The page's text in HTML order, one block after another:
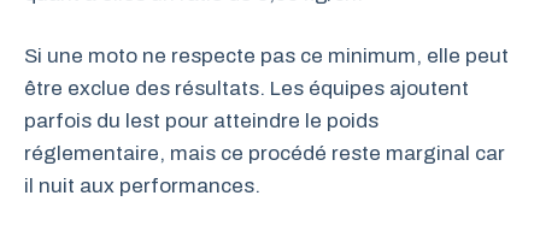
Si une moto ne respecte pas ce minimum, elle peut
être exclue des résultats. Les équipes ajoutent
parfois du lest pour atteindre le poids
réglementaire, mais ce procédé reste marginal car
il nuit aux performances.